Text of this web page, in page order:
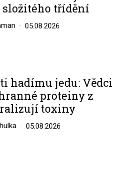
třídění
05.08.2026
hadímu jedu: Vědci
proteiny z
toxiny
05.08.2026